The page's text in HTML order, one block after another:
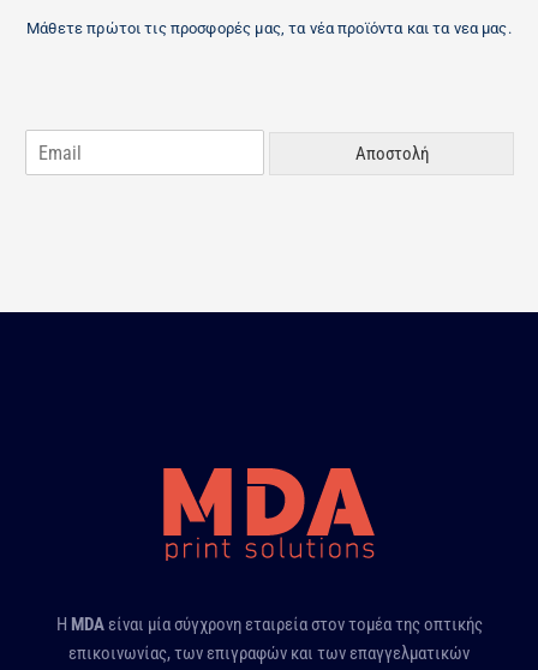
Μάθετε πρώτοι τις προσφορές μας, τα νέα προϊόντα και τα νεα μας.
Αποστολή
Η MDAείναι μία σύγχρονη εταιρεία στον τομέα της οπτικής
επικοινωνίας, των επιγραφών και των επαγγελματικών